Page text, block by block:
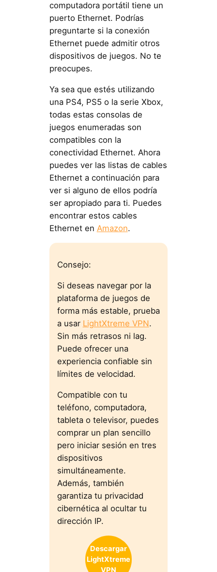
computadora portátil tiene un
puerto Ethernet. Podrías
preguntarte si la conexión
Ethernet puede admitir otros
dispositivos de juegos. No te
preocupes.
Ya sea que estés utilizando
una PS4, PS5 o la serie Xbox,
todas estas consolas de
juegos enumeradas son
compatibles con la
conectividad Ethernet. Ahora
puedes ver las listas de cables
Ethernet a continuación para
ver si alguno de ellos podría
ser apropiado para ti. Puedes
encontrar estos cables
Ethernet en Amazon.
Consejo:
Si deseas navegar por la
plataforma de juegos de
forma más estable, prueba
a usar LightXtreme VPN.
Sin más retrasos ni lag.
Puede ofrecer una
experiencia confiable sin
límites de velocidad.
Compatible con tu
teléfono, computadora,
tableta o televisor, puedes
comprar un plan sencillo
pero iniciar sesión en tres
dispositivos
simultáneamente.
Además, también
garantiza tu privacidad
cibernética al ocultar tu
dirección IP.
Descargar
LightXtreme
VPN